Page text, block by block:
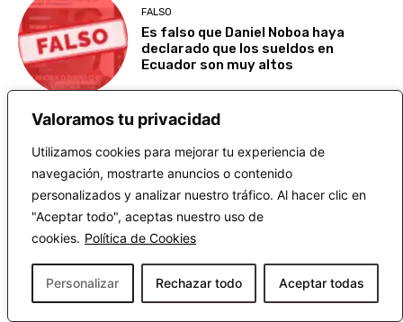
Valoramos tu privacidad
Utilizamos cookies para mejorar tu experiencia de
navegación, mostrarte anuncios o contenido
personalizados y analizar nuestro tráfico. Al hacer clic en
"Aceptar todo", aceptas nuestro uso de
cookies. Política de Cookies
Personalizar Rechazar todo Aceptar todas
FALSO
Es falso que Daniel Noboa haya
declarado que los sueldos en
Ecuador son muy altos
Es cierto que el Departamento de
Salud de Florida emitió una alerta
por casos de dengue de transmisión
local
FALSO
La Fenocin no ha convocado a un